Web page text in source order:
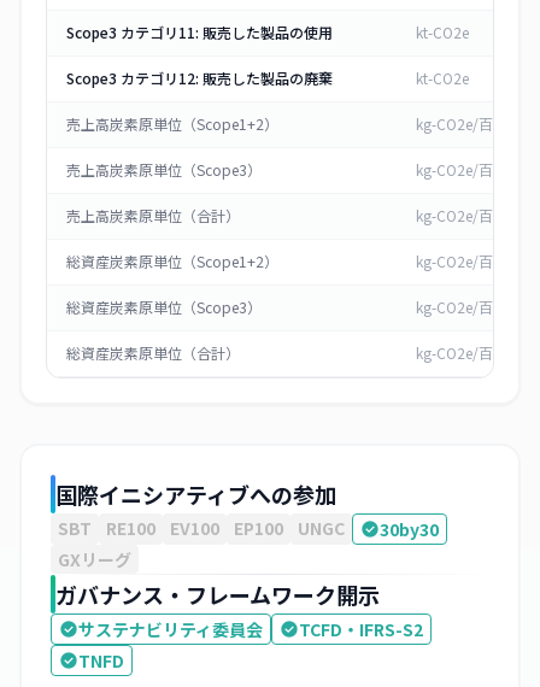
Scope3 カテゴリ11: 販売した製品の使用 kt-CO2e
Scope3 カテゴリ12: 販売した製品の廃棄 kt-CO2e
売上高炭素原単位（Scope1+2） kg-CO2e/百万円
売上高炭素原単位（Scope3） kg-CO2e/百万円
売上高炭素原単位（合計） kg-CO2e/百万円
総資産炭素原単位（Scope1+2） kg-CO2e/百万円
総資産炭素原単位（Scope3） kg-CO2e/百万円
総資産炭素原単位（合計） kg-CO2e/百万円
国際イニシアティブへの参加
SBT RE100 EV100 EP100 UNGC
30by30
GXリーグ
ガバナンス・フレームワーク開示
サステナビリティ委員会
TCFD・IFRS-S2
TNFD